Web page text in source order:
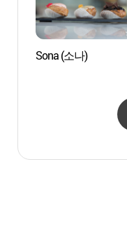
Sona (소나)